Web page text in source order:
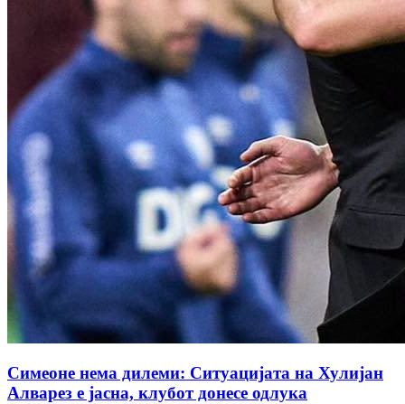
Симеоне нема дилеми: Ситуацијата на Хулијан
Алварез е јасна, клубот донесе одлука